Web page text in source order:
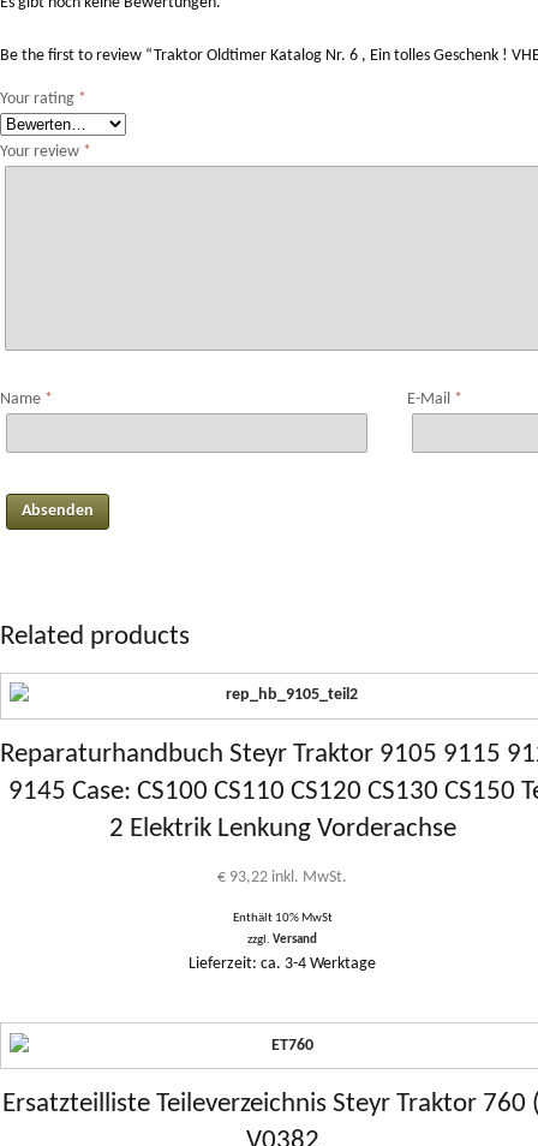
Be the first to review “Traktor Oldtimer Katalog Nr. 6 , Ein tolles Geschenk !
Your rating *
Your review *
Name * E-Mail *
Related products
Reparaturhandbuch Steyr Traktor 9105 9115
9145 Case: CS100 CS110 CS120 CS130 CS150
2 Elektrik Lenkung Vorderachse
€ 93,22 inkl. MwSt.
Enthält 10% MwSt
zzgl.Versand
Lieferzeit: ca. 3-4 Werktage
Ersatzteilliste Teileverzeichnis Steyr Traktor 760